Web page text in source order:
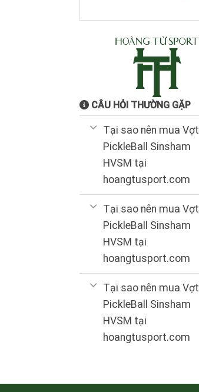
1.199.000₫.
CÂU HỎI THƯỜNG GẶP
Tại sao nên mua Vợt
PickleBall Sinsham
HVSM tại
hoangtusport.com
Tại sao nên mua Vợt
PickleBall Sinsham
HVSM tại
hoangtusport.com
Tại sao nên mua Vợt
PickleBall Sinsham
HVSM tại
hoangtusport.com